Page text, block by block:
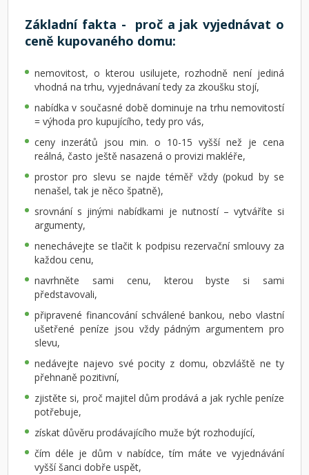
Základní fakta - proč a jak vyjednávat o
ceně kupovaného domu:
nemovitost, o kterou usilujete, rozhodně není jediná
vhodná na trhu, vyjednávaní tedy za zkoušku stojí,
nabídka v současné době dominuje na trhu nemovitostí
= výhoda pro kupujícího, tedy pro vás,
ceny inzerátů jsou min. o 10-15 vyšší než je cena
reálná, často ještě nasazená o provizi makléře,
prostor pro slevu se najde téměř vždy (pokud by se
nenašel, tak je něco špatně),
srovnání s jinými nabídkami je nutností – vytváříte si
argumenty,
nenechávejte se tlačit k podpisu rezervační smlouvy za
každou cenu,
navrhněte sami cenu, kterou byste si sami
představovali,
připravené financování schválené bankou, nebo vlastní
ušetřené peníze jsou vždy pádným argumentem pro
slevu,
nedávejte najevo své pocity z domu, obzvláště ne ty
přehnaně pozitivní,
zjistěte si, proč majitel dům prodává a jak rychle peníze
potřebuje,
získat důvěru prodávajícího muže být rozhodující,
čím déle je dům v nabídce, tím máte ve vyjednávání
vyšší šanci dobře uspět,